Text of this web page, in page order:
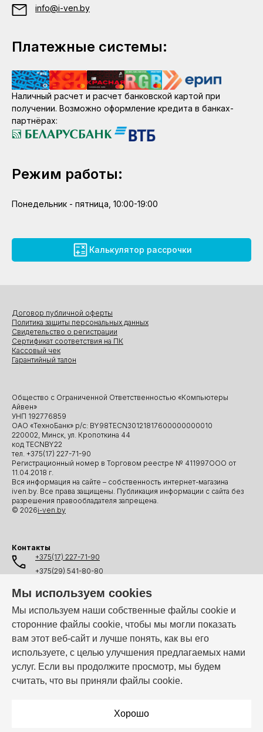
Мы используем cookies
Мы используем наши собственные файлы cookie и
сторонние файлы cookie, чтобы мы могли показать
вам этот веб-сайт и лучше понять, как вы его
используете, с целью улучшения предлагаемых нами
услуг. Если вы продолжите просмотр, мы будем
считать, что вы приняли файлы cookie.
Хорошо
info@i-ven.by
Платежные системы:
Наличный расчет и расчет банковской картой при
получении. Возможно оформление кредита в банках-
партнёрах:
Режим работы:
Понедельник - пятница, 10:00-19:00
Калькулятор рассрочки
Общество с Ограниченной Ответственностью «Компьютеры
Айвен»
УНП 192776859
ОАО «ТехноБанк» р/с: BY98TECN30121817600000000010
220002, Минск, ул. Кропоткина 44
код TECNBY22
тел. +375(17) 227-71-90
Регистрационный номер в Торговом реестре № 411997ООО от
11.04.2018 г.
Вся информация на сайте – собственность интернет-магазина
iven.by. Все права защищены. Публикация информации с сайта без
разрешения правообладателя запрещена.
© 2026i-ven.by
Договор публичной оферты
Политика защиты персональных данных
Свидетельство о регистрации
Сертификат соответствия на ПК
Кассовый чек
Гарантийный талон
Контакты
+375(17) 227-71-90
+375(29) 541-80-80
+375(44) 541-80-80
info@i-ven.by
Мы в мессенджерах:
Режим работы: Пн–Пт: 10:00 – 19:00